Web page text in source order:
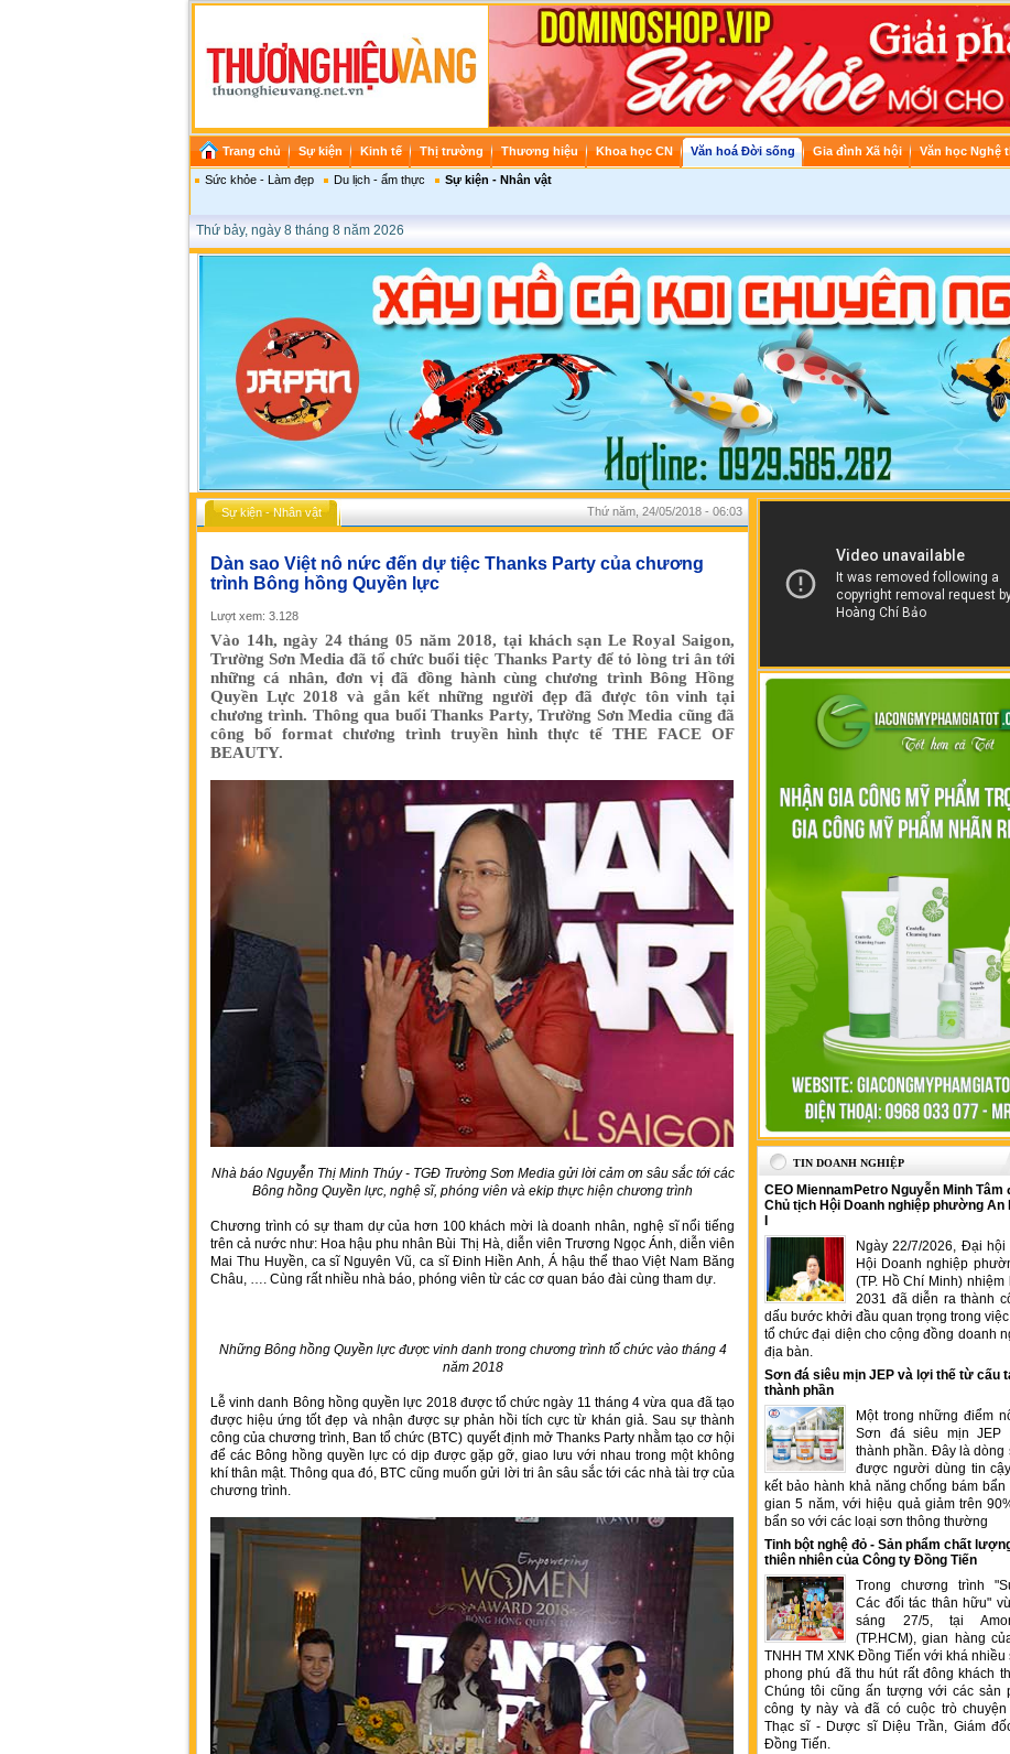
Trang chủ Sự kiện Kinh tế Thị trường Thương hiệu Khoa học CN Văn hoá Đời sống Gia đình Xã hội Văn học Nghệ
Sức khỏe - Làm đẹp Du lịch - ẩm thực Sự kiện - Nhân vật
Thứ bảy, ngày 8 tháng 8 năm 2026
Sự kiện - Nhân vật Thứ năm, 24/05/2018 - 06:03
Dàn sao Việt nô nức đến dự tiệc Thanks Party của chương
trình Bông hồng Quyền lực
Lượt xem: 3.128
Vào 14h, ngày 24 tháng 05 năm 2018, tại khách sạn Le Royal Saigon,
Trường Sơn Media đã tổ chức buổi tiệc Thanks Party để tỏ lòng tri ân tới
những cá nhân, đơn vị đã đồng hành cùng chương trình Bông Hồng
Quyền Lực 2018 và gắn kết những người đẹp đã được tôn vinh tại
chương trình. Thông qua buổi Thanks Party, Trường Sơn Media cũng đã
công bố format chương trình truyền hình thực tế THE FACE OF
BEAUTY.
Nhà báo Nguyễn Thị Minh Thúy - TGĐ Trường Sơn Media gửi lời cảm ơn sâu sắc tới các
Bông hồng Quyền lực, nghệ sĩ, phóng viên và ekip thực hiện chương trình
Chương trình có sự tham dự của hơn 100 khách mời là doanh nhân, nghệ sĩ nổi tiếng
trên cả nước như: Hoa hậu phu nhân Bùi Thị Hà, diễn viên Trương Ngọc Ánh, diễn viên
Mai Thu Huyền, ca sĩ Nguyên Vũ, ca sĩ Đinh Hiền Anh, Á hậu thể thao Việt Nam Băng
Châu, …. Cùng rất nhiều nhà báo, phóng viên từ các cơ quan báo đài cùng tham dự.
Những Bông hồng Quyền lực được vinh danh trong chương trình tổ chức vào tháng 4
năm 2018
Lễ vinh danh Bông hồng quyền lực 2018 được tổ chức ngày 11 tháng 4 vừa qua đã tạo
được hiệu ứng tốt đẹp và nhận được sự phản hồi tích cực từ khán giả. Sau sự thành
công của chương trình, Ban tổ chức (BTC) quyết định mở Thanks Party nhằm tạo cơ hội
để các Bông hồng quyền lực có dịp được gặp gỡ, giao lưu với nhau trong một không
khí thân mật. Thông qua đó, BTC cũng muốn gửi lời tri ân sâu sắc tới các nhà tài trợ của
chương trình.
TIN DOANH NGHIỆP
CEO MiennamPetro Nguyễn Minh Tâm
Chủ tịch Hội Doanh nghiệp phường An
Ngày 22/7/2026, Đại
Hội Doanh nghiệp
(TP. Hồ Chí Minh) nhiệm
2031 đã diễn ra thành
dấu bước khởi đầu quan trọng trong
tổ chức đại diện cho cộng đồng doanh
địa bàn.
Sơn đá siêu mịn JEP và lợi thế từ cấu
thành phần
Một trong những điểm
Sơn đá siêu mịn JEP
thành phần. Đây là dòng
được người dùng tin
kết bảo hành khả năng chống bám bẩn
gian 5 năm, với hiệu quả giảm trên
bẩn so với các loại sơn thông thường
Tinh bột nghệ đỏ - Sản phẩm chất
thiên nhiên của Công ty Đồng Tiến
Trong chương trình
Các đối tác thân hữu"
sáng 27/5, tại
(TP.HCM), gian hàng
TNHH TM XNK Đồng Tiến với khá nhiều
phong phú đã thu hút rất đông khách
Chúng tôi cũng ấn tượng với các sản
công ty này và đã có cuộc trò
Thạc sĩ - Dược sĩ Diệu Trần, Giám
Đồng Tiến.